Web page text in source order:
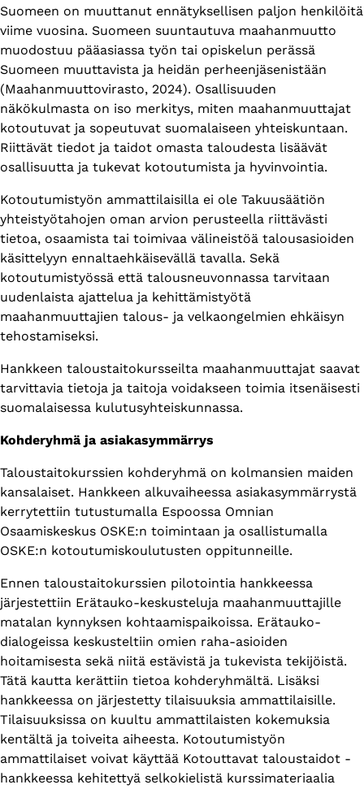
Suomeen on muuttanut ennätyksellisen paljon henkilöitä
viime vuosina. Suomeen suuntautuva maahanmuutto
muodostuu pääasiassa työn tai opiskelun perässä
Suomeen muuttavista ja heidän perheenjäsenistään
(Maahanmuuttovirasto, 2024). Osallisuuden
näkökulmasta on iso merkitys, miten maahanmuuttajat
kotoutuvat ja sopeutuvat suomalaiseen yhteiskuntaan.
Riittävät tiedot ja taidot omasta taloudesta lisäävät
osallisuutta ja tukevat kotoutumista ja hyvinvointia.
Kotoutumistyön ammattilaisilla ei ole Takuusäätiön
yhteistyötahojen oman arvion perusteella riittävästi
tietoa, osaamista tai toimivaa välineistöä talousasioiden
käsittelyyn ennaltaehkäisevällä tavalla. Sekä
kotoutumistyössä että talousneuvonnassa tarvitaan
uudenlaista ajattelua ja kehittämistyötä
maahanmuuttajien talous- ja velkaongelmien ehkäisyn
tehostamiseksi.
Hankkeen taloustaitokursseilta maahanmuuttajat saavat
tarvittavia tietoja ja taitoja voidakseen toimia itsenäisesti
suomalaisessa kulutusyhteiskunnassa.
Kohderyhmä ja asiakasymmärrys
Taloustaitokurssien kohderyhmä on kolmansien maiden
kansalaiset. Hankkeen alkuvaiheessa asiakasymmärrystä
kerrytettiin tutustumalla Espoossa Omnian
Osaamiskeskus OSKE:n toimintaan ja osallistumalla
OSKE:n kotoutumiskoulutusten oppitunneille.
Ennen taloustaitokurssien pilotointia hankkeessa
järjestettiin Erätauko-keskusteluja maahanmuuttajille
matalan kynnyksen kohtaamispaikoissa. Erätauko-
dialogeissa keskusteltiin omien raha-asioiden
hoitamisesta sekä niitä estävistä ja tukevista tekijöistä.
Tätä kautta kerättiin tietoa kohderyhmältä. Lisäksi
hankkeessa on järjestetty tilaisuuksia ammattilaisille.
Tilaisuuksissa on kuultu ammattilaisten kokemuksia
kentältä ja toiveita aiheesta. Kotoutumistyön
ammattilaiset voivat käyttää Kotouttavat taloustaidot -
hankkeessa kehitettyä selkokielistä kurssimateriaalia